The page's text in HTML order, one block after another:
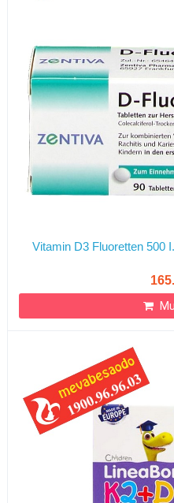
Vitamin D3 Fluoretten 500